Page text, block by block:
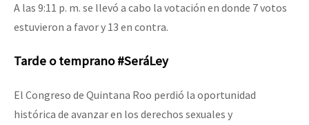
A las 9:11 p. m. se llevó a cabo la votación en donde 7 votos
estuvieron a favor y 13 en contra.
Tarde o temprano #SeráLey
El Congreso de Quintana Roo perdió la oportunidad
histórica de avanzar en los derechos sexuales y